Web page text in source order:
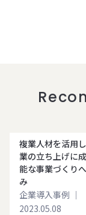
複業人材を活用
業の立ち上げに
能な事業づくり
み
企業導入事例 ｜
2023.05.08